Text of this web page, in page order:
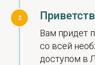
2
Вам придет
со всей
доступом в